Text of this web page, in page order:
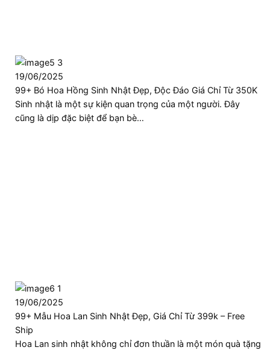
19/06/2025
99+ Bó Hoa Hồng Sinh Nhật Đẹp, Độc Đáo Giá Chỉ Từ 350K
Sinh nhật là một sự kiện quan trọng của một người. Đây
cũng là dịp đặc biệt để bạn bè…
19/06/2025
99+ Mẫu Hoa Lan Sinh Nhật Đẹp, Giá Chỉ Từ 399k – Free
Ship
Hoa Lan sinh nhật không chỉ đơn thuần là một món quà tặng